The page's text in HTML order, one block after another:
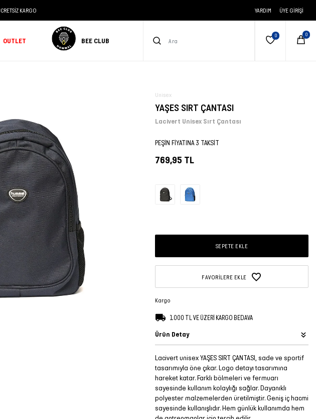
KARGO YARDIM ÜYE GIRIŞI
OUTLET BEE CLUB
Unisex
YAŞES SIRT ÇANTASI
Lacivert Unisex Sırt Çantası
PEŞİN FİYATINA 3 TAKSİT
769,95 TL
SEPETE EKLE
FAVORILERE EKLE
Kargo
1.000 TL VE ÜZERİ KARGO BEDAVA
Ürün Detay
Lacivert unisex YAŞES SIRT ÇANTASI, sade ve sportif
tasarımıyla öne çıkar. Logo detayı tasarımına
hareket katar. Farklı bölmeleri ve fermuarı
sayesinde kullanım kolaylığı sağlar. Dayanıklı
polyester malzemelerden üretilmiştir. Geniş iç hacmi
sayesinde kullanışlıdır. Hem günlük kullanımda hem